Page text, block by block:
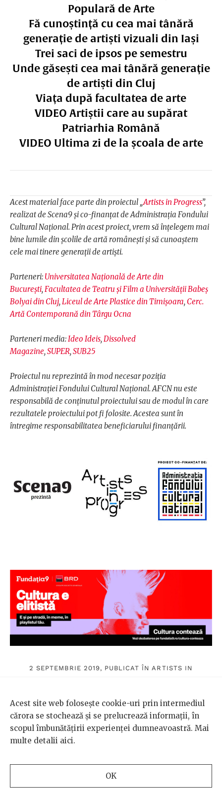
Populară de Arte
Fă cunoștință cu cea mai tânără
generație de artiști vizuali din Iași
Trei saci de ipsos pe semestru
Unde găsești cea mai tânără generație
de artiști din Cluj
Viața după facultatea de arte
VIDEO Artiștii care au supărat
Patriarhia Română
VIDEO Ultima zi de la școala de arte
Acest material face parte din proiectul „Artists in Progress”,
realizat de Scena9 și co-finanțat de Administrația Fondului
Cultural Național. Prin acest proiect, vrem să înțelegem mai
bine lumile din școlile de artă românești și să cunoaștem
cele mai tinere generații de artiști.
Parteneri: Universitatea Națională de Arte din
București,Facultatea de Teatru și Film a Universității Babeș
Bolyai din Cluj,Liceul de Arte Plastice din Timișoara, Cerc.
Artă Contemporană din Târgu Ocna
Parteneri media:Ideo Ideis,Dissolved
Magazine,SUPER,SUB25
Proiectul nu reprezintă în mod necesar poziţia
Administrației Fondului Cultural Național. AFCN nu este
responsabilă de conținutul proiectului sau de modul în care
rezultatele proiectului pot fi folosite. Acestea sunt în
întregime responsabilitatea beneficiarului finanțării.
2 SEPTEMBRIE 2019, PUBLICAT ÎNARTISTS IN
FOTOGRAFII DE
Fotograf.Caută
misterioase prin Carpaţi.
Acest site web folosește cookie-uri prin intermediul
cărora se stochează și se prelucrează informații, în
scopul îmbunătățirii experienței dumneavoastră. Mai
multe detalii aici.
OK